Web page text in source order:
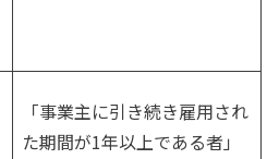
「事業主に引き続き雇用され
た期間が1年以上である者」